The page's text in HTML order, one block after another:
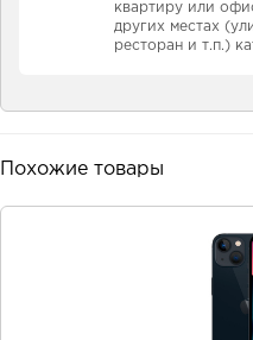
квартиру или
других местах
ресторан и т.п.)
Похожие товары